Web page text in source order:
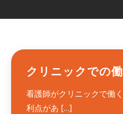
クリニックでの
看護師がクリニックで働
利点があ […]